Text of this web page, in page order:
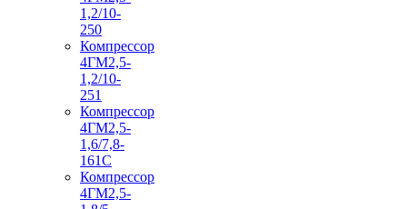
1,2/10-
250
Компрессор
4ГМ2,5-
1,2/10-
251
Компрессор
4ГМ2,5-
1,6/7,8-
161С
Компрессор
4ГМ2,5-